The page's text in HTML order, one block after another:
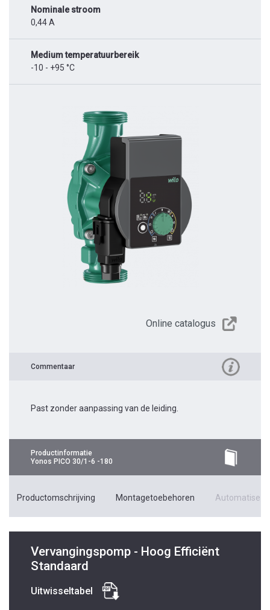
Nominale stroom
0,44 A
Medium temperatuurbereik
-10 - +95 °C
Online catalogus
Commentaar
Past zonder aanpassing van de leiding.
Productinformatie
Yonos PICO 30/1-6 -180
Productomschrijving Montagetoebehoren
Vervangingspomp - Hoog Efficiënt
Standaard
Uitwisseltabel